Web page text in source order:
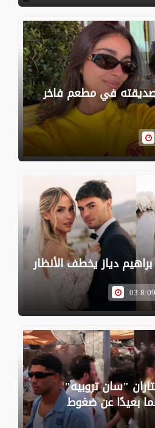
صديقته في مطعم فاخر
دياز يخطف الأنظار
"سان تروبيه"
بعيدًا عن ضغوط